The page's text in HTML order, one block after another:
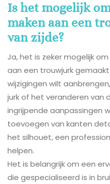
Is het mogelijk
maken aan een
van zijde?
Ja, het is zeker mogelijk
aan een trouwjurk
wijzigingen wilt
jurk of het veranderen van
ingrijpende aanpassingen
toevoegen van kanten
het silhouet, een
helpen.
Het is belangrijk om een
die gespecialiseerd is in